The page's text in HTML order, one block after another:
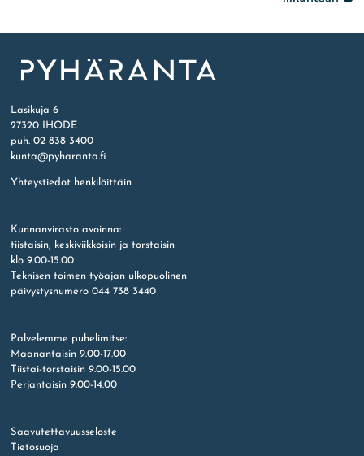
Lasikuja 6
27320 IHODE
puh. 02 838 3400
kunta@pyharanta.fi
Yhteystiedot henkilöittäin
Kunnanvirasto avoinna:
tiistaisin, keskiviikkoisin ja torstaisin
klo 9.00-15.00
Teknisen toimen työajan ulkopuolinen
päivystysnumero 044 738 3440
Palvelemme puhelimitse:
Maanantaisin 9.00-17.00
Tiistai-torstaisin 9.00-15.00
Perjantaisin 9.00-14.00
Saavutettavuusseloste
Tietosuoja